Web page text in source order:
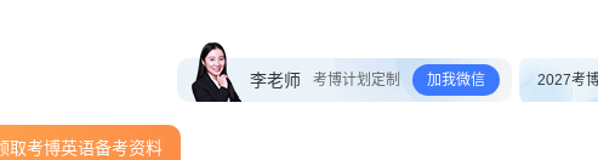
李老师 考博计划定制 加我微信 2027考
取考博英语备考资料